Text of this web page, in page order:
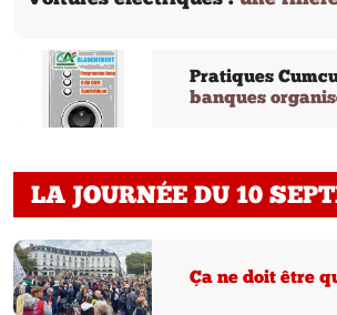
Pratiques
banques
LA JOURNÉE DU 10
Ça ne doit être